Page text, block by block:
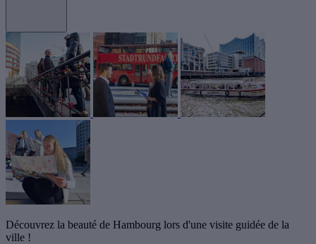
Découvrez la beauté de Hambourg lors d'une visite guidée de la
ville !